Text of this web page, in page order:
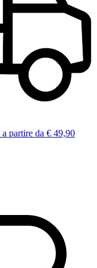
a partire da € 49,90